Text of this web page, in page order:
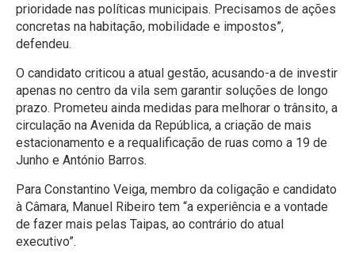
prioridade nas políticas municipais. Precisamos de ações
concretas na habitação, mobilidade e impostos”,
defendeu.
O candidato criticou a atual gestão, acusando-a de investir
apenas no centro da vila sem garantir soluções de longo
prazo. Prometeu ainda medidas para melhorar o trânsito, a
circulação na Avenida da República, a criação de mais
estacionamento e a requalificação de ruas como a 19 de
Junho e António Barros.
Para Constantino Veiga, membro da coligação e candidato
à Câmara, Manuel Ribeiro tem “a experiência e a vontade
de fazer mais pelas Taipas, ao contrário do atual
executivo”.